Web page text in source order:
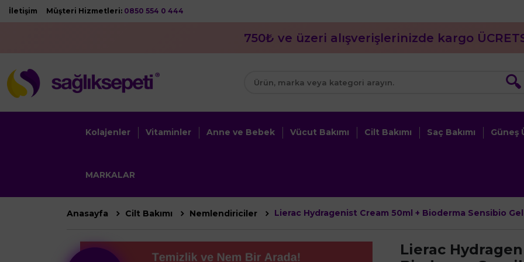
İletişim Müşteri Hizmetleri: 0850 554 0 444
750₺ ve üzeri alışverişlerinizde kargo
🔍
Kolajenler Vitaminler Anne ve Bebek Vücut Bakımı Cilt Bakımı Saç Bakımı Güneş
MARKALAR
Anasayfa Cilt Bakımı Nemlendiriciler Lierac Hydragenist Cream 50ml + Bioderma Sensibio
Lierac